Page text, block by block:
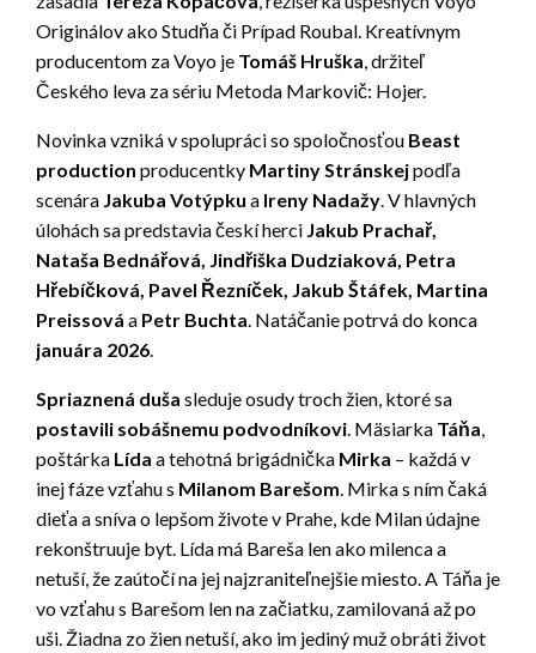
Originálov ako Studňa či Prípad Roubal. Kreatívnym
producentom za Voyo je Tomáš Hruška, držiteľ
Českého leva za sériu Metoda Markovič: Hojer.
Novinka vzniká v spolupráci so spoločnosťou Beast
production producentky Martiny Stránskejpodľa
scenára Jakuba Votýpku a Ireny Nadažy. V hlavných
úlohách sa predstavia českí herci Jakub Prachař,
Nataša Bednářová, Jindřiška Dudziaková, Petra
Hřebíčková, Pavel Řezníček, Jakub Štáfek, Martina
Preissová a Petr Buchta. Natáčanie potrvá do konca
januára 2026.
Spriaznená duša sleduje osudy troch žien, ktoré sa
postavili sobášnemu podvodníkovi. Mäsiarka Táňa,
poštárka Lída a tehotná brigádnička Mirka – každá v
inej fáze vzťahu s Milanom Barešom. Mirka s ním čaká
dieťa a sníva o lepšom živote v Prahe, kde Milan údajne
rekonštruuje byt. Lída má Bareša len ako milenca a
netuší, že zaútočí na jej najzraniteľnejšie miesto. A Táňa je
vo vzťahu s Barešom len na začiatku, zamilovaná až po
uši. Žiadna zo žien netuší, ako im jediný muž obráti život